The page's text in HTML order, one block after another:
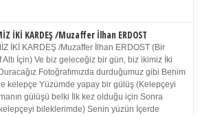
İKİ KARDEŞ /Muzaffer İlhan ERDOST
İKİ KARDEŞ /Muzaffer İlhan ERDOST (Bir
Altı İçin) Ve biz geleceğiz bir gün, biz ikimiz İki
Fotoğrafımızda durduğumuz gibi Benim
kelepçe Yüzümde yapay bir gülüş (Kelepçeyi
gülüşü belki İlk kez olduğu için Sonra
bileklerimde) Senin yüzün İçerde